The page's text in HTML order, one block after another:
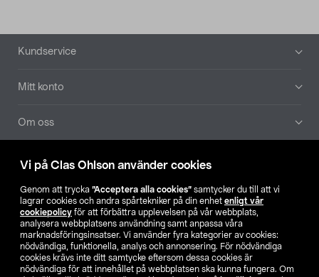
Vi på Clas Ohlson använder cookies
Genom att trycka ”Acceptera alla cookies” samtycker du till att vi
lagrar cookies och andra spårtekniker på din enhet enligt vår
cookiepolicy för att förbättra upplevelsen på vår webbplats,
analysera webbplatsens användning samt anpassa våra
marknadsföringsinsatser. Vi använder fyra kategorier av cookies:
nödvändiga, funktionella, analys och annonsering. För nödvändiga
cookies krävs inte ditt samtycke eftersom dessa cookies är
nödvändiga för att innehållet på webbplatsen ska kunna fungera. Om
Sidfot
Kundservice
Mitt konto
Om oss
Aktuellt
Våra bolag
Hitta butik
SE NO FI